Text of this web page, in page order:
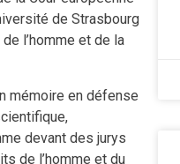
de Strasbourg
l’homme et de la
mémoire en défense
devant des jurys
de l’homme et du